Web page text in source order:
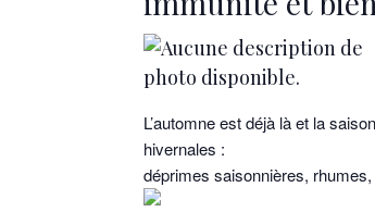
L’automne est déjà là et la
hivernales :
déprimes saisonnières,